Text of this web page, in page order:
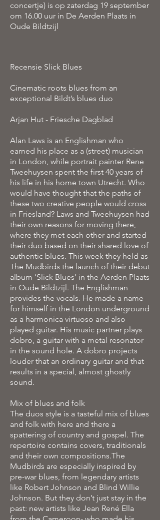
concertje) is op zaterdag 19 september
om 16.00 uur in De Aerden Plaats in
Oude Bildtzijl
Recensie Slick Blues
Cinematic roots blues from an
exceptional Bildt’s blues duo
Arjan Hut - Friesche Dagblad
Alan Laws is an Englishman who
earned his place as a (street) musician
in London, while portrait painter Rene
Tweehuysen spent the first 40 years of
his life in his home town Utrecht. Who
would have thought that the paths of
these two creative people would cross
in Friesland? Laws and Tweehuysen had
their own reasons for moving there,
where they met each other and started
their duo based on their shared love of
authentic blues. This week they held as
The Mudbirds the launch of their debut
album ‘Slick Blues’ in the Aerden Plaats
in Oude Bildtzijl. The Englishman
provides the vocals. He made a name
for himself in the London underground
as a harmonica virtuoso and also
played guitar. His music partner plays
dobro, a guitar with a metal resonator
in the sound hole. A dobro projects
louder that an ordinary guitar and that
results in a special, almost ghostly
sound.
Mix of blues and folk
The duos style is a tasteful mix of blues
and folk with here and there a
spattering of country and gospel. The
repertoire contains covers, traditionals
and their own compositions.The
Mudbirds are especially inspired by
pre-war blues, from legendary artists
like Robert Johnson and Blind Willie
Johnson. But they don’t just stay in the
past: new artists like Jean René Ella